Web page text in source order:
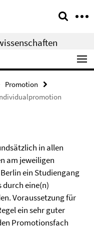
Promotion
in allen
am jeweiligen
ein Studiengang
eine(n)
Voraussetzung für
ein sehr guter
Promotionsfach